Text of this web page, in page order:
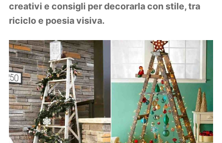
creativi e consigli per decorarla con stile, tra
riciclo e poesia visiva.